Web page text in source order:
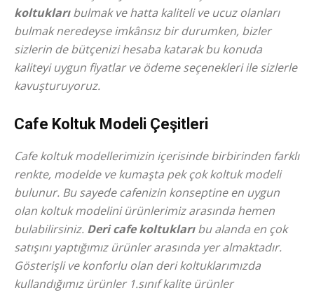
koltuklarıbulmak ve hatta kaliteli ve ucuz olanları
bulmak neredeyse imkânsız bir durumken, bizler
sizlerin de bütçenizi hesaba katarak bu konuda
kaliteyi uygun fiyatlar ve ödeme seçenekleri ile sizlerle
kavuşturuyoruz.
Cafe Koltuk Modeli Çeşitleri
Cafe koltuk modellerimizin içerisinde birbirinden farklı
renkte, modelde ve kumaşta pek çok koltuk modeli
bulunur. Bu sayede cafenizin konseptine en uygun
olan koltuk modelini ürünlerimiz arasında hemen
bulabilirsiniz. Deri cafe koltuklarıbu alanda en çok
satışını yaptığımız ürünler arasında yer almaktadır.
Gösterişli ve konforlu olan deri koltuklarımızda
kullandığımız ürünler 1.sınıf kalite ürünler